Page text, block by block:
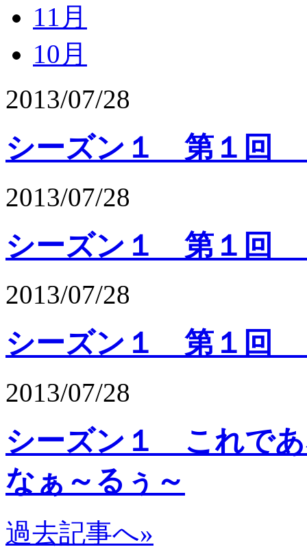
11月
10月
2013/07/28
シーズン１ 第１回
2013/07/28
シーズン１ 第１回
2013/07/28
シーズン１ 第１回
2013/07/28
シーズン１ これで
なぁ～るぅ～
過去記事へ»